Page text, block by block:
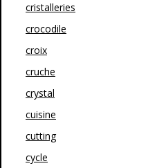
cristalleries
crocodile
croix
cruche
crystal
cuisine
cutting
cycle